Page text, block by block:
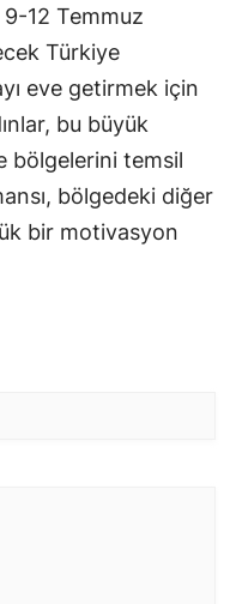
9-12 Temmuz
Türkiye
eve getirmek için
bu büyük
bölgelerini temsil
bölgedeki diğer
bir motivasyon